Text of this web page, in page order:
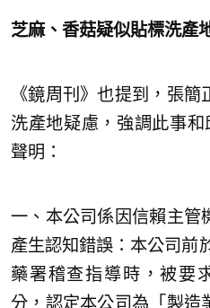
芝麻、香菇疑似貼標洗
《鏡周刊》也提到，張
洗產地疑慮，強調此事
聲明：
一、本公司係因信賴主管
產生認知錯誤：本公司前
藥署稽查指導時，被要
分，認定本公司為「製造